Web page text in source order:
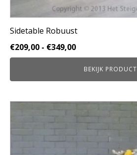
Sidetable Robuust
€209,00 - €349,00Prijsklasse:
€209,00
tot
€349,00
BEKIJK PRODUCT
meerdere